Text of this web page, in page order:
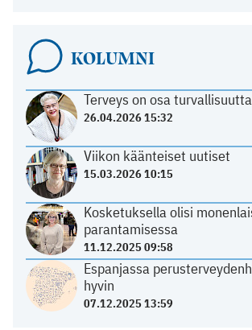
KOLUMNI
Terveys on osa turvallisuutta
26.04.2026 15:32
Viikon käänteiset uutiset
15.03.2026 10:15
Kosketuksella olisi
parantamisessa
11.12.2025 09:58
Espanjassa
hyvin
07.12.2025 13:59